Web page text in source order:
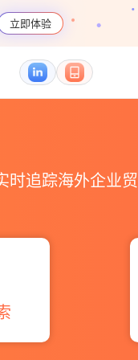
立即体验
时追踪海外企业